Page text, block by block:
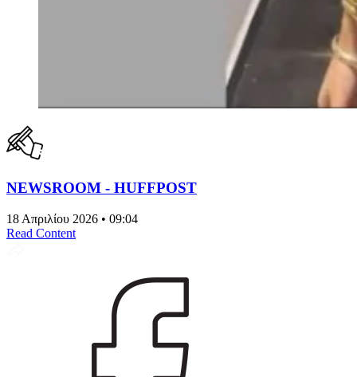
NEWSROOM - HUFFPOST
18 Απριλίου 2026 • 09:04
Read Content